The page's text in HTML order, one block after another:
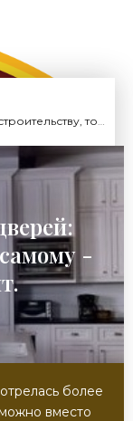
Если вы ищете информацию по ремонту, строительству, то вы попали на нужный сайт.
-
более
вместо